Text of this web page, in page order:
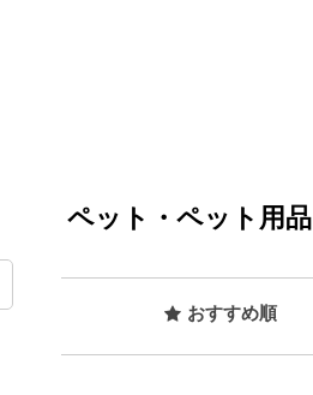
ペット・ペット用品
おすすめ順